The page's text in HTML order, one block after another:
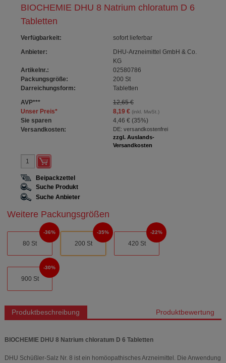
BIOCHEMIE DHU 8 Natrium chloratum D 6
Tabletten
Verfügbarkeit:
sofort lieferbar
Anbieter:
DHU-Arzneimittel GmbH & Co.
KG
Artikelnr.:
02580786
Packungsgröße:
200 St
Darreichungsform:
Tabletten
AVP***
12,65 €
Unser Preis* 8,19 €(inkl. MwSt.)
Sie sparen 4,46 € (35%)
Versandkosten:
DE: versandkostenfrei
zzgl. Auslands-
Versandkosten
Beipackzettel
Suche Produkt
Suche Anbieter
Weitere Packungsgrößen
80 St
36%
200 St
35%
420 St
22%
900 St
30%
Produktbeschreibung Produktbewertung
BIOCHEMIE DHU 8 Natrium chloratum D 6 Tabletten
DHU Schüßler-Salz Nr. 8 ist ein homöopathisches Arzneimittel. Die Anwendung